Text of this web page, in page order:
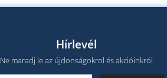
Hírlevél
Ne maradj le az újdonságokrol és akcióinkról